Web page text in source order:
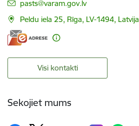
E-pasts:
pasts@varam.gov.lv
Peldu iela 25, Rīga, LV-1494, Latvija
Visi kontakti
Sekojiet mums